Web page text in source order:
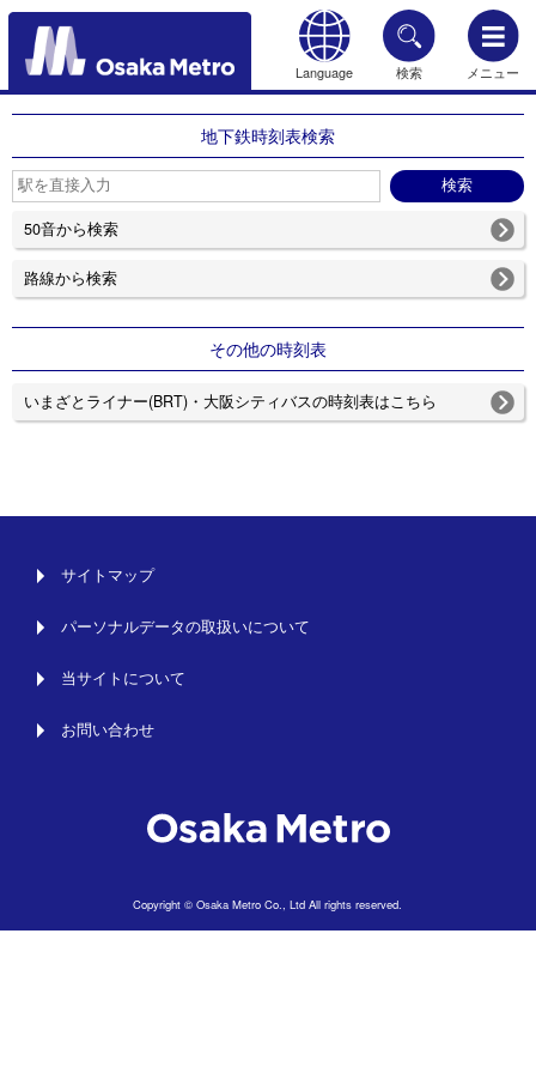
Language 検索 メニュー
もどる
地下鉄時刻表検索
50音から検索
路線から検索
その他の時刻表
いまざとライナー(BRT)・大阪シティバスの時刻表はこちら
サイトマップ
パーソナルデータの取扱いについて
当サイトについて
お問い合わせ
Copyright © Osaka Metro Co., Ltd All rights reserved.